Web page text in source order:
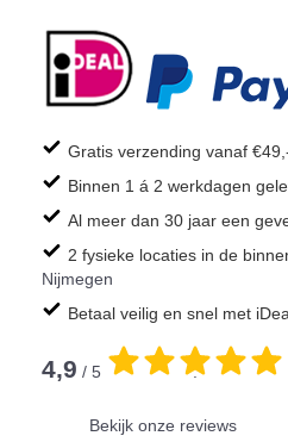
Gratis verzending vanaf
Binnen 1 á 2 werkdagen
Al meer dan 30 jaar een
2 fysieke locaties in de
Nijmegen
Betaal veilig en snel met
4,9 / 5 .
Bekijk onze reviews